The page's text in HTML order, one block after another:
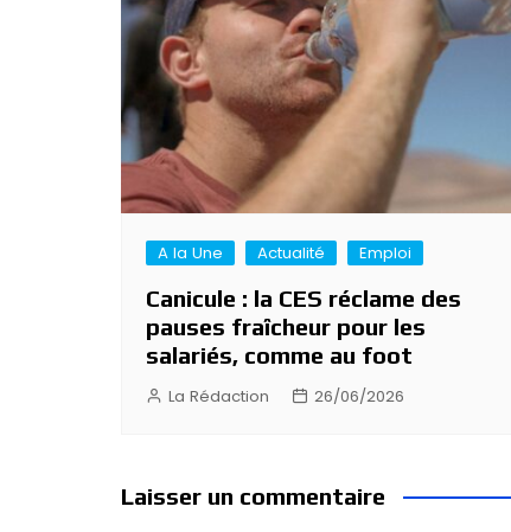
A la Une Actualité Emploi
Canicule : la CES réclame des
pauses fraîcheur pour les
salariés, comme au foot
La Rédaction 26/06/2026
Laisser un commentaire